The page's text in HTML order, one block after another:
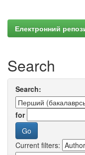
Електронний
Search
Search:
for
Current filters: